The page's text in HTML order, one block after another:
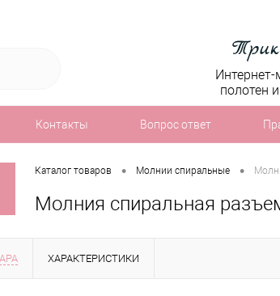
полотен
Контакты Вопрос ответ
Каталог товаров • Молнии спиральные •
Молния спиральная
ХАРАКТЕРИСТИКИ